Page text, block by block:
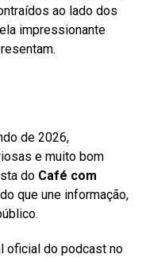
ao lado dos
impressionante
de 2026,
e muito bom
do Café com
que une informação,
oficial do podcast no